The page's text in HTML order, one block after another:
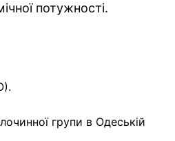
потужності.
групи в Одеській